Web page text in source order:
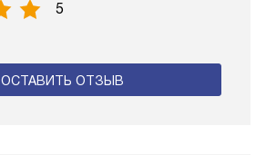
5
ОСТАВИТЬ ОТЗЫВ